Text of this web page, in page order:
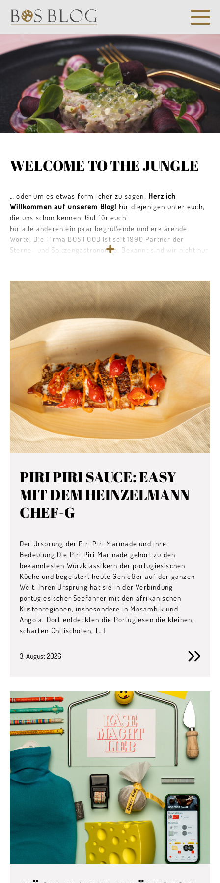
WELCOME TO THE JUNGLE
… oder um es etwas förmlicher zu sagen: Herzlich
Willkommen auf unserem Blog! Für diejenigen unter euch,
die uns schon kennen: Gut für euch!
Für alle anderen ein paar begrüßende und erklärende
Worte: Die Firma BOS FOOD ist seit 1990 Partner der
Sterne- und Spitzengastronomie. Bekannt sind wir nicht nur
Champagner, Hummer und alles, was das Leben noch ein
Quäntchen schöner macht, ist unser Spezialgebiet. Um
unsere Klassiker hat sich allerdings mittlerweile ein dichtes
Netz von erlesenen Köstlichkeiten gesponnen. Und ja; Die
wunderbare Welt der Kulinarik mag dir hier und da wie ein
Dschungel vorkommen, aber mach dir keine Sorgen. Wir
sind immer dicht hinter dir.
Begleite uns auf der spannenden Reise der wunderbarsten
Lebensmittel der Welt, triff Winzer und Produzenten, lass
dich von ausgewählten Rezepten inspirieren oder stöber
einfach nach Lust und Laune. Um es frei nach Mick Jaggers
Worten zu sagen:
It’s only Rock ’n Roll, but we like it…
PIRI PIRI SAUCE: EASY
MIT DEM HEINZELMANN
CHEF-G
Der Ursprung der Piri Piri Marinade und ihre
Bedeutung Die Piri Piri Marinade gehört zu den
bekanntesten Würzklassikern der portugiesischen
Küche und begeistert heute Genießer auf der ganzen
Welt. Ihren Ursprung hat sie in der Verbindung
portugiesischer Seefahrer mit den afrikanischen
Küstenregionen, insbesondere in Mosambik und
Angola. Dort entdeckten die Portugiesen die kleinen,
scharfen Chilischoten, […]
3. August 2026